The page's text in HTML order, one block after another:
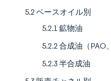
5.2 ベースオイル別
5.2.1 鉱物油
5.2.2 合成油（PAO
5.2.3 半合成油